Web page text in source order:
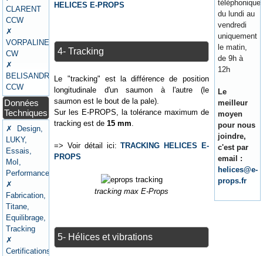
CLARENT
CCW
✗
VORPALINE
CW
✗
BELISANDRE
CCW
Données
Techniques
✗ Design,
LUKY,
Essais,
MoI,
Performances
✗
Fabrication,
Titane,
Equilibrage,
Tracking
✗
Certifications
HELICES E-PROPS
4- Tracking
Le "tracking" est la différence de position
longitudinale d'un saumon à l'autre (le
saumon est le bout de la pale).
Sur les E-PROPS, la tolérance maximum de
tracking est de15 mm
=> Voir détail ici:TRACKING HELICES E-
PROPS
tracking max E-Props
5- Hélices et vibrations
téléphonique
du lundi au
vendredi
uniquement
le matin,
de 9h à
12h
Le
meilleur
moyen
pour nous
joindre,
c'est par
email :
helices@e-
props.fr